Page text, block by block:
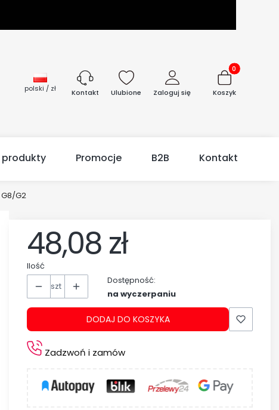
polski / zł Kontakt Ulubione Zaloguj się
Produkty w
Koszyk
produkty Promocje B2B Kontakt
G2
48,08 zł
Ilość
szt
Dostępność:
na wyczerpaniu
DODAJ DO KOSZYKA
Zadzwoń i zamów